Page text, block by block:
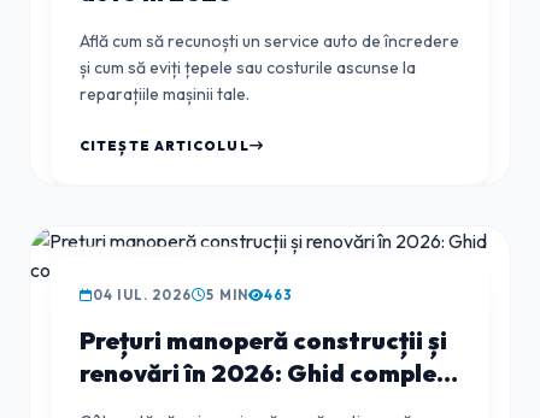
Află cum să recunoști un service auto de încredere
și cum să eviți țepele sau costurile ascunse la
reparațiile mașinii tale.
CITEȘTE ARTICOLUL
04 IUL. 2026 5 MIN 463
Prețuri manoperă construcții și
renovări în 2026: Ghid complet